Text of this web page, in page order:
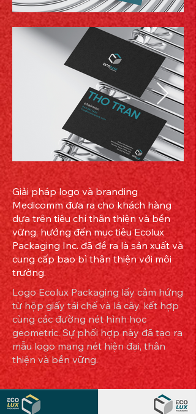
Giải pháp logo và branding
Medicomm đưa ra cho khách hàng
dựa trên tiêu chí thân thiện và bền
vững, hướng đến mục tiêu Ecolux
Packaging Inc. đã đề ra là sản xuất và
cung cấp bao bì thân thiện với môi
trường.
Logo Ecolux Packaging lấy cảm hứng
từ hộp giấy tái chế và lá cây, kết hợp
cùng các đường nét hình học
geometric. Sự phối hợp này đã tạo ra
mẫu logo mang nét hiện đại, thân
thiện và bền vững.